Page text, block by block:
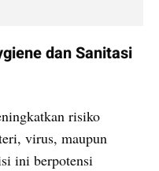
dan Sanitasi
risiko
virus, maupun
ini berpotensi